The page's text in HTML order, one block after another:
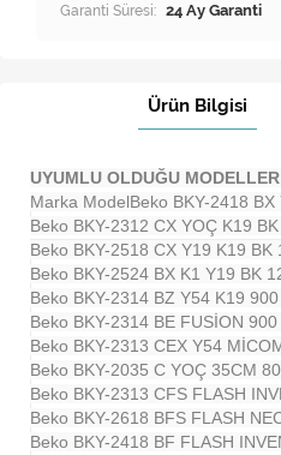
Garanti Süresi: 24 Ay Garanti
Ürün Bilgisi
UYUMLU OLDUĞU
Marka ModelBeko BKY-2418
Beko BKY-2312 CX YOÇ K19
Beko BKY-2518 CX Y19 K19 BK
Beko BKY-2524 BX K1 Y19 BK
Beko BKY-2314 BZ Y54 K19
Beko BKY-2314 BE FUSİON 900
Beko BKY-2313 CEX Y54
Beko BKY-2035 C YOÇ 35CM
Beko BKY-2313 CFS FLASH
Beko BKY-2618 BFS FLASH
Beko BKY-2418 BF FLASH